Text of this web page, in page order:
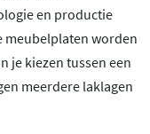
en productie
meubelplaten worden
je kiezen tussen een
meerdere laklagen